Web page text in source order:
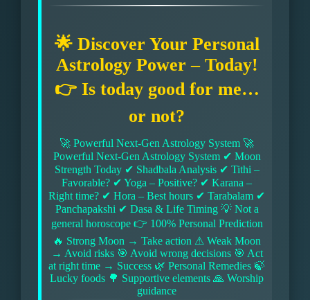
🌟 Discover Your Personal
Astrology Power – Today!
👉 Is today good for me…
or not?
🚀 Powerful Next-Gen Astrology System 🚀
Powerful Next-Gen Astrology System ✔ Moon
Strength Today ✔ Shadbala Analysis ✔ Tithi –
Favorable? ✔ Yoga – Positive? ✔ Karana –
Right time? ✔ Hora – Best hours ✔ Tarabalam ✔
Panchapakshi ✔ Dasa & Life Timing 💡 Not a
general horoscope 👉 100% Personal Prediction
🔥 Strong Moon → Take action ⚠ Weak Moon
→ Avoid risks 🎯 Avoid wrong decisions 🎯 Act
at right time → Success 🌿 Personal Remedies 🍃
Lucky foods 🌳 Supportive elements 🙏 Worship
guidance